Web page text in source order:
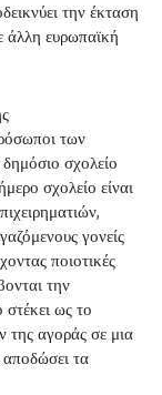
την έκταση
άλλη ευρωπαϊκή
των
δημόσιο σχολείο
σχολείο είναι
γονείς
ποιοτικές
την
ως το
της αγοράς σε μια
αποδώσει τα